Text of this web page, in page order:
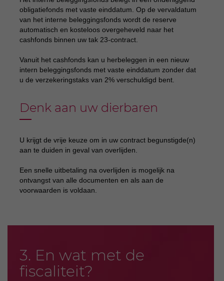
obligatiefonds met vaste einddatum. Op de vervaldatum
van het interne beleggingsfonds wordt de reserve
automatisch en kosteloos overgeheveld naar het
cashfonds binnen uw tak 23-contract.
Vanuit het cashfonds kan u herbeleggen in een nieuw
intern beleggingsfonds met vaste einddatum zonder dat
u de verzekeringstaks van 2% verschuldigd bent.
Denk aan uw dierbaren
U krijgt de vrije keuze om in uw contract begunstigde(n)
aan te duiden in geval van overlijden.
Een snelle uitbetaling na overlijden is mogelijk na
ontvangst van alle documenten en als aan de
voorwaarden is voldaan.
3. En wat met de
fiscaliteit?